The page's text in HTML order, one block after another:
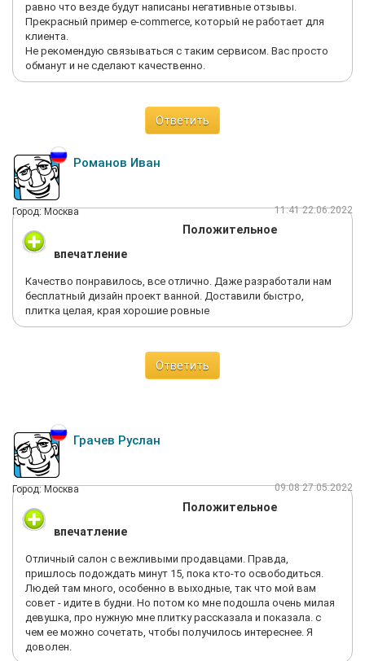
равно что везде будут написаны негативные отзывы.
Прекрасный пример e-commerce, который не работает для
клиента.
Не рекомендую связываться с таким сервисом. Вас просто
обманут и не сделают качественно.
Ответить
Романов Иван
Город: Москва 11:41 22.06.2022
Положительное
впечатление
Качество понравилось, все отлично. Даже разработали нам
бесплатный дизайн проект ванной. Доставили быстро,
плитка целая, края хорошие ровные
Ответить
Грачев Руслан
Город: Москва 09:08 27.05.2022
Положительное
впечатление
Отличный салон с вежливыми продавцами. Правда,
пришлось подождать минут 15, пока кто-то освободиться.
Людей там много, особенно в выходные, так что мой вам
совет - идите в будни. Но потом ко мне подошла очень милая
девушка, про нужную мне плитку рассказала и показала. с
чем ее можно сочетать, чтобы получилось интереснее. Я
доволен.